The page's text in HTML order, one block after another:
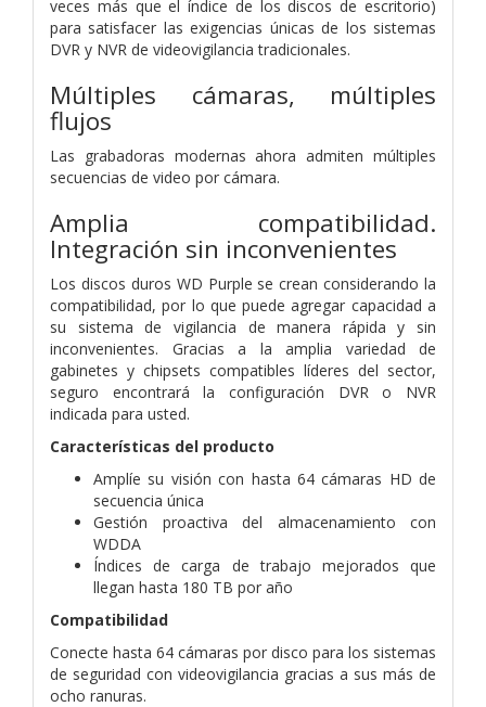
veces más que el índice de los discos de escritorio)
para satisfacer las exigencias únicas de los sistemas
DVR y NVR de videovigilancia tradicionales.
Múltiples cámaras, múltiples
flujos
Las grabadoras modernas ahora admiten múltiples
secuencias de video por cámara.
Amplia compatibilidad.
Integración sin inconvenientes
Los discos duros WD Purple se crean considerando la
compatibilidad, por lo que puede agregar capacidad a
su sistema de vigilancia de manera rápida y sin
inconvenientes. Gracias a la amplia variedad de
gabinetes y chipsets compatibles líderes del sector,
seguro encontrará la configuración DVR o NVR
indicada para usted.
Características del producto
Amplíe su visión con hasta 64 cámaras HD de
secuencia única
Gestión proactiva del almacenamiento con
WDDA
Índices de carga de trabajo mejorados que
llegan hasta 180 TB por año
Compatibilidad
Conecte hasta 64 cámaras por disco para los sistemas
de seguridad con videovigilancia gracias a sus más de
ocho ranuras.